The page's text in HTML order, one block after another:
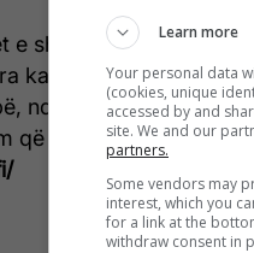
e shefit të Pentagonit
kanë njoftuar
ndërsa vendet
që pritet të mbahet
Learn more
Your personal data
(cookies, unique
accessed by and
site. We and our
partners.
Some vendors may
interest, which you
for a link at the
withdraw consent in